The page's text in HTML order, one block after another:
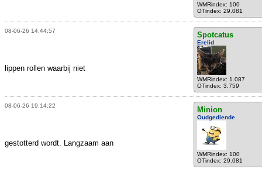
WMRindex: 100
OTindex: 29.081
08-06-26 14:44:57 Spotcatus
Erelid
WMRindex: 1.087
OTindex: 3.759
lippen rollen waarbij niet
08-06-26 19:14:22 Minion
Oudgediende
WMRindex: 100
OTindex: 29.081
gestotterd wordt. Langzaam aan